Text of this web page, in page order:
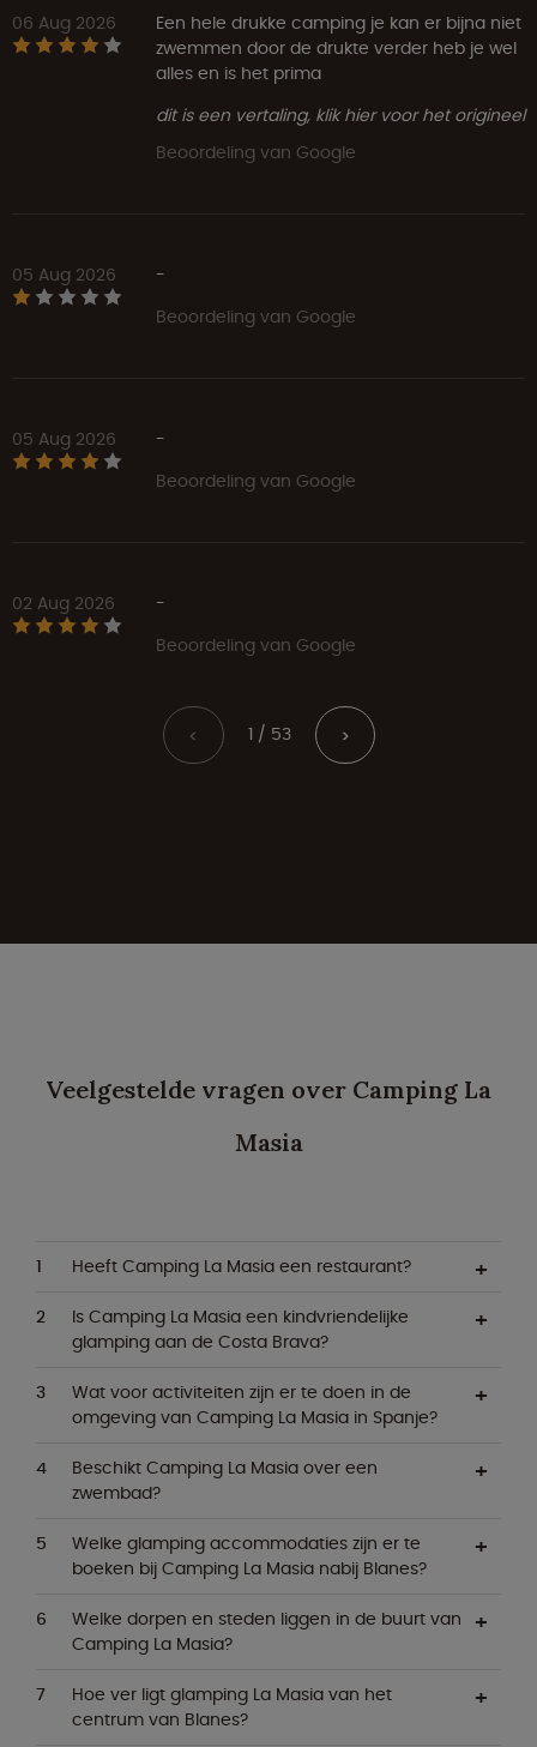
06 Aug 2026
Een hele drukke camping je kan er bijna niet
zwemmen door de drukte verder heb je wel
alles en is het prima
dit is een vertaling, klik hier voor het origineel
Beoordeling van Google
05 Aug 2026
-
Beoordeling van Google
05 Aug 2026
-
Beoordeling van Google
02 Aug 2026
-
Beoordeling van Google
< 1 / 53 >
Veelgestelde vragen over Camping La
Masia
Heeft Camping La Masia een restaurant?
Is Camping La Masia een kindvriendelijke
glamping aan de Costa Brava?
Wat voor activiteiten zijn er te doen in de
omgeving van Camping La Masia in Spanje?
Beschikt Camping La Masia over een
zwembad?
Welke glamping accommodaties zijn er te
boeken bij Camping La Masia nabij Blanes?
Welke dorpen en steden liggen in de buurt van
Camping La Masia?
Hoe ver ligt glamping La Masia van het
centrum van Blanes?